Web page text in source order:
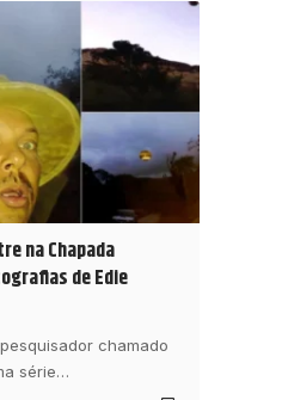
na Chapada
de Edie
chamado
série…